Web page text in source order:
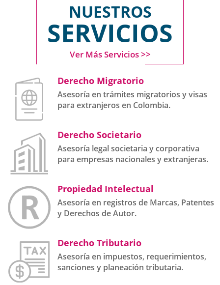
Derecho Migratorio
Asesoría en trámites migratorios y visas
para extranjeros en Colombia.
Derecho Societario
Asesoría legal societaria y corporativa
para empresas nacionales y extranjeras.
Propiedad Intelectual
Asesoría en registros de Marcas, Patentes
y Derechos de Autor.
NUESTROS
SERVICIOS
Ver Más Servicios >>
Derecho Tributario
Asesoría en impuestos, requerimientos,
sanciones y planeación tributaria.